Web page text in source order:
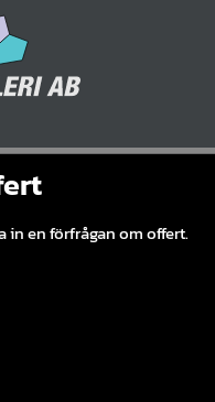
in en förfrågan om offert.